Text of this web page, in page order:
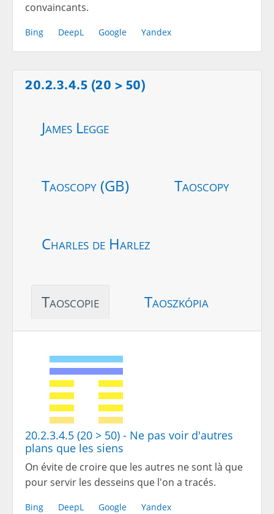
convaincants.
Bing DeepL Google Yandex
20.2.3.4.5 (20 > 50)
James Legge
Taoscopy (GB) Taoscopy
Charles de Harlez
Taoscopie Taoszkópia
20.2.3.4.5 (20 > 50) - Ne pas voir d'autres
plans que les siens
On évite de croire que les autres ne sont là que
pour servir les desseins que l'on a tracés.
Bing DeepL Google Yandex